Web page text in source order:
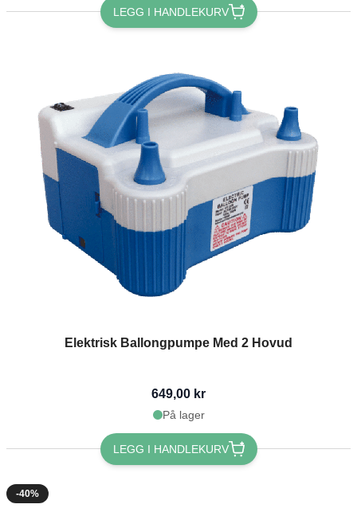
LEGG I HANDLEKURV
Elektrisk Ballongpumpe Med 2 Hovud
649,00 kr
På lager
LEGG I HANDLEKURV
-40%